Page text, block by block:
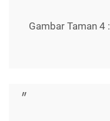
Gambar Taman 4 :